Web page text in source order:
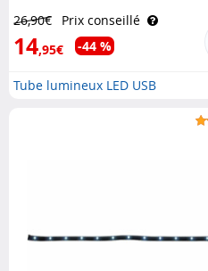
26,90€ Prix conseillé
14,95€ -44 %
Tube lumineux LED USB